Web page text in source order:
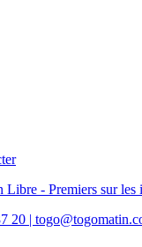
Libre - Premiers sur